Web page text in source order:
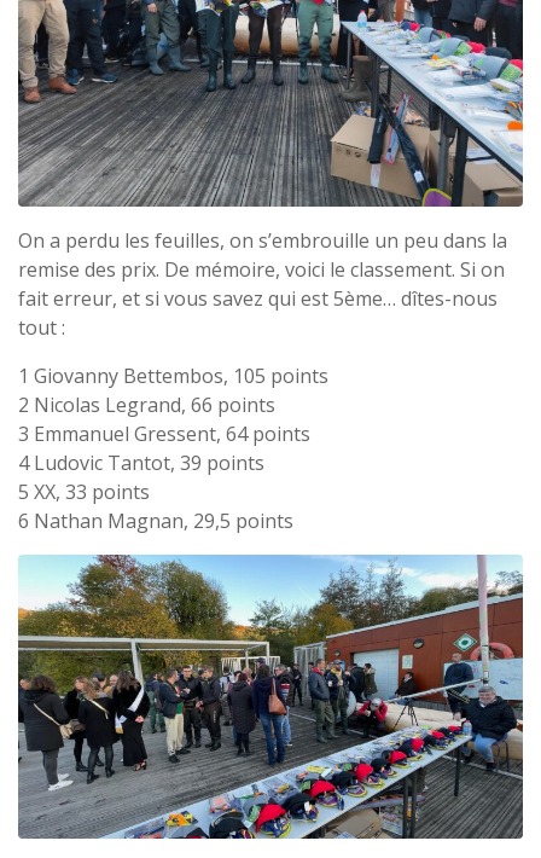
On a perdu les feuilles, on s’embrouille un peu dans la
remise des prix. De mémoire, voici le classement. Si on
fait erreur, et si vous savez qui est 5ème… dîtes-nous
tout :
1 Giovanny Bettembos, 105 points
2 Nicolas Legrand, 66 points
3 Emmanuel Gressent, 64 points
4 Ludovic Tantot, 39 points
5 XX, 33 points
6 Nathan Magnan, 29,5 points